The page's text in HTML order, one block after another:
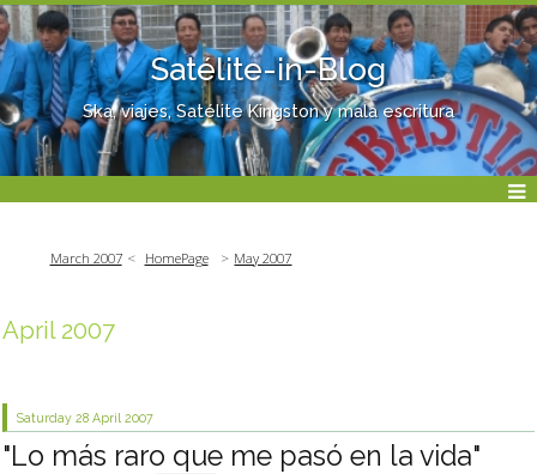
Satélite-in-Blog
Ska, viajes, Satélite Kingston y mala escritura
March 2007 HomePage May 2007
April 2007
Saturday 28 April 2007
"Lo más raro que me pasó en la vida"